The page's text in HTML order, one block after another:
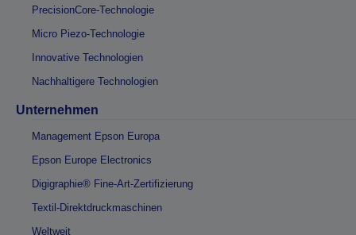
PrecisionCore-Technologie
Micro Piezo-Technologie
Innovative Technologien
Nachhaltigere Technologien
Unternehmen
Management Epson Europa
Epson Europe Electronics
Digigraphie® Fine-Art-Zertifizierung
Textil-Direktdruckmaschinen
Weltweit